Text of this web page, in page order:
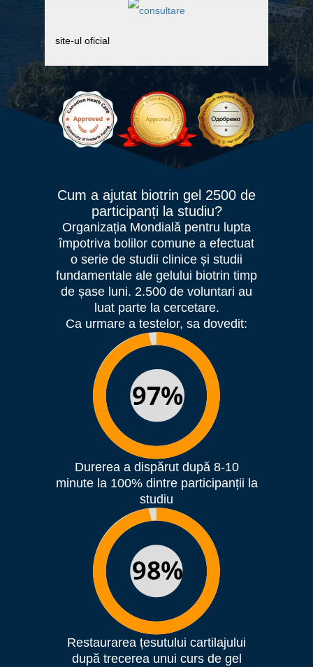
site-ul oficial
Cum a ajutat biotrin gel 2500 de
participanți la studiu?
Organizația Mondială pentru lupta
împotriva bolilor comune a efectuat
o serie de studii clinice și studii
fundamentale ale gelului biotrin timp
de șase luni. 2.500 de voluntari au
luat parte la cercetare.
Ca urmare a testelor, sa dovedit:
Durerea a dispărut după 8-10
minute la 100% dintre participanții la
studiu
Restaurarea țesutului cartilajului
după trecerea unui curs de gel